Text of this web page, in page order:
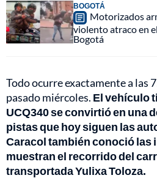
BOGOTÁ
Motorizados
violento atraco en
Bogotá
Todo ocurre exactamente a las
pasado miércoles. El vehículo
UCQ340 se convirtió en una
pistas que hoy siguen las
Caracol también conoció las
muestran el recorrido del
transportada Yulixa Toloza.